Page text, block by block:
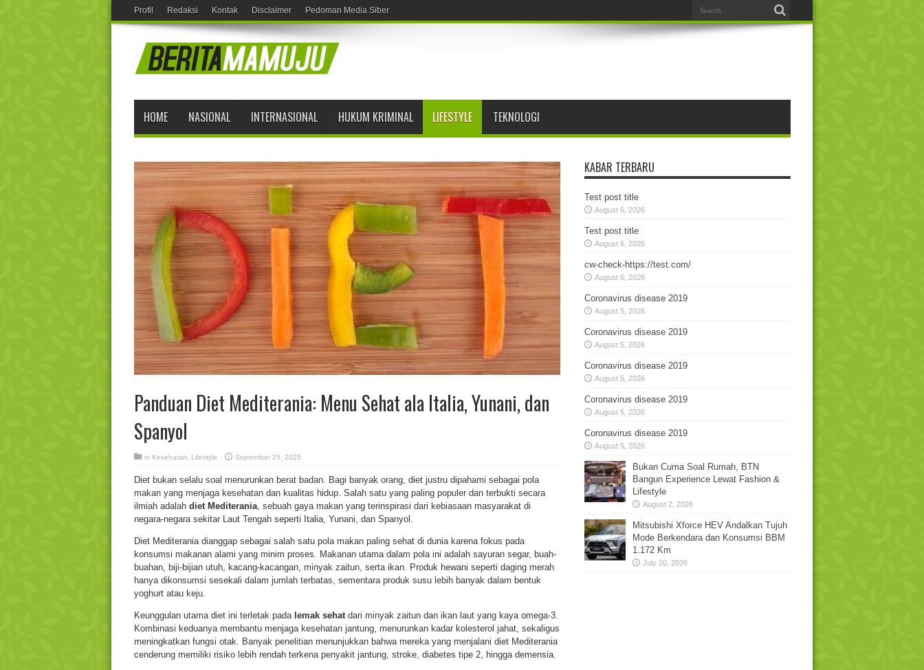
Profil Redaksi Kontak Disclaimer Pedoman Media Siber
HOME NASIONAL INTERNASIONAL HUKUM KRIMINAL LIFESTYLE TEKNOLOGI
Panduan Diet Mediterania: Menu Sehat ala Italia, Yunani, dan
Spanyol
in Kesehatan Lifestyle September 25, 2025
Diet bukan selalu soal menurunkan berat badan. Bagi banyak orang, diet justru dipahami sebagai pola
makan yang menjaga kesehatan dan kualitas hidup. Salah satu yang paling populer dan terbukti secara
ilmiah adalah diet Mediterania, sebuah gaya makan yang terinspirasi dari kebiasaan masyarakat di
negara-negara sekitar Laut Tengah seperti Italia, Yunani, dan Spanyol.
Diet Mediterania dianggap sebagai salah satu pola makan paling sehat di dunia karena fokus pada
konsumsi makanan alami yang minim proses. Makanan utama dalam pola ini adalah sayuran segar, buah-
buahan, biji-bijian utuh, kacang-kacangan, minyak zaitun, serta ikan. Produk hewani seperti daging merah
hanya dikonsumsi sesekali dalam jumlah terbatas, sementara produk susu lebih banyak dalam bentuk
yoghurt atau keju.
Keunggulan utama diet ini terletak pada lemak sehatdari minyak zaitun dan ikan laut yang kaya omega-3.
Kombinasi keduanya membantu menjaga kesehatan jantung, menurunkan kadar kolesterol jahat, sekaligus
meningkatkan fungsi otak. Banyak penelitian menunjukkan bahwa mereka yang menjalani diet Mediterania
cenderung memiliki risiko lebih rendah terkena penyakit jantung, stroke, diabetes tipe 2, hingga demensia.
KABAR TERBARU
Test post title
August 6, 2026
Test post title
August 6, 2026
cw-check-https://test.com/
August 6, 2026
Coronavirus disease 2019
August 5, 2026
Coronavirus disease 2019
August 5, 2026
Coronavirus disease 2019
August 5, 2026
Coronavirus disease 2019
August 5, 2026
Coronavirus disease 2019
August 5, 2026
Bukan Cuma Soal Rumah, BTN
Bangun Experience Lewat Fashion &
Lifestyle
August 2, 2026
Mitsubishi Xforce HEV Andalkan Tujuh
Mode Berkendara dan Konsumsi BBM
1.172 Km
July 20, 2026